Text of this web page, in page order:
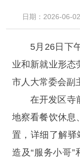
日期：2026-06-02
5月26日下
业和新就业形态
市人大常委会副
在开发区寺
地察看餐饮休息
置，详细了解驿
造及“服务小哥”